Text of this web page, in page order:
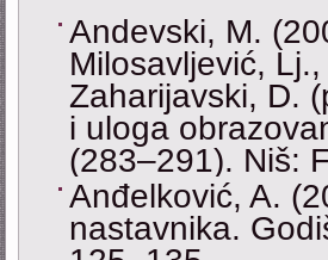
Andevski, M.
Milosavljević,
Zaharijavski, D.
i uloga
(283–291). Niš:
Anđelković, A.
nastavnika.